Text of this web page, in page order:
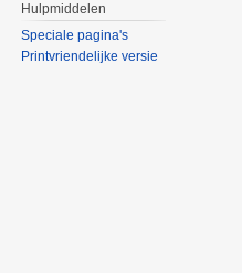
Hulpmiddelen
Speciale pagina's
Printvriendelijke versie